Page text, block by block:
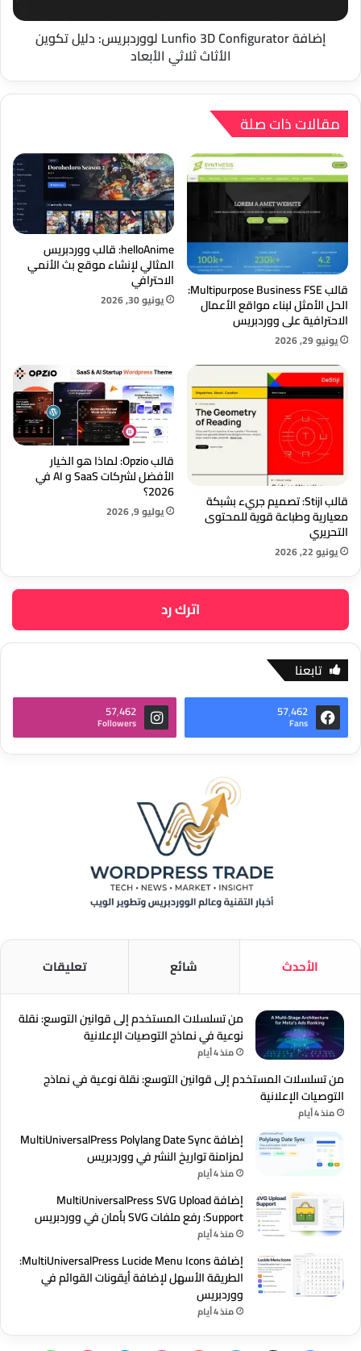
ثلاثي
الأبعاد
إضافة Lunfio 3D Configurator لووردبريس: دليل تكوين
الأثاث ثلاثي الأبعاد
مقالات ذات صلة
قالب Multipurpose Business FSE:
الحل الأمثل لبناء مواقع الأعمال
الاحترافية على ووردبريس
يونيو 29, 2026
helloAnime: قالب ووردبريس
المثالي لإنشاء موقع بث الأنمي
الاحترافي
يونيو 30, 2026
قالب Stijl: تصميم جريء بشبكة
معيارية وطباعة قوية للمحتوى
التحريري
يونيو 22, 2026
قالب Opzio: لماذا هو الخيار
الأفضل لشركات SaaS و AI في
2026؟
يوليو 9, 2026
اترك رد
تابعنا
57٬462
Fans
57٬462
Followers
الأحدث شائع تعليقات
من تسلسلات المستخدم إلى قوانين التوسع: نقلة
نوعية في نماذج التوصيات الإعلانية
منذ 4 أيام
من تسلسلات المستخدم إلى قوانين التوسع: نقلة نوعية في نماذج
التوصيات الإعلانية
منذ 4 أيام
إضافة MultiUniversalPress Polylang Date Sync
لمزامنة تواريخ النشر في ووردبريس
منذ 4 أيام
إضافة MultiUniversalPress SVG Upload
Support: رفع ملفات SVG بأمان في ووردبريس
منذ 4 أيام
إضافة MultiUniversalPress Lucide Menu Icons:
الطريقة الأسهل لإضافة أيقونات القوائم في
ووردبريس
منذ 4 أيام